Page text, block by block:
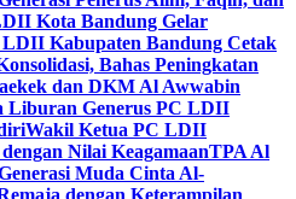
Kota Bandung Gelar
Kabupaten Bandung Cetak
Bahas Peningkatan
dan DKM Al Awwabin
Liburan Generus PC LDII
Wakil Ketua PC LDII
Nilai KeagamaanTPA Al
Muda Cinta Al-
dengan Keterampilan